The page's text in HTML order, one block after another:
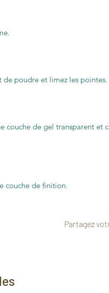
de poudre et limez les pointes.
couche de gel transparent et
couche de finition.
Partagez